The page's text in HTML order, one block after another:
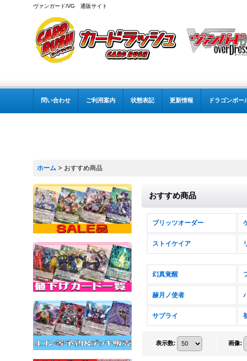
ヴァンガード/VG 通販サイト
問い合わせ ご利用案内 状態表記 更新情報 ドラゴンボー
ホーム > おすすめ商品
おすすめ商品
ブリッツオーダー
ストイケイア
幻真覚醒
赫月ノ使者
サプライ
表示数: 画像: